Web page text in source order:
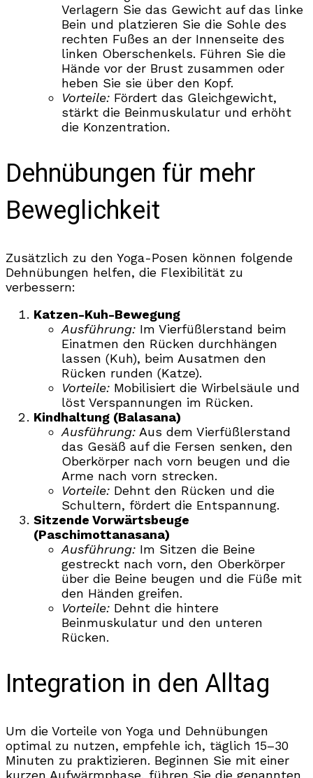
Verlagern Sie das Gewicht auf das linke
Bein und platzieren Sie die Sohle des
rechten Fußes an der Innenseite des
linken Oberschenkels. Führen Sie die
Hände vor der Brust zusammen oder
heben Sie sie über den Kopf.
Vorteile: Fördert das Gleichgewicht,
stärkt die Beinmuskulatur und erhöht
die Konzentration.
Dehnübungen für mehr
Beweglichkeit
Zusätzlich zu den Yoga-Posen können folgende
Dehnübungen helfen, die Flexibilität zu
verbessern:
Katzen-Kuh-Bewegung
Ausführung: Im Vierfüßlerstand beim
Einatmen den Rücken durchhängen
lassen (Kuh), beim Ausatmen den
Rücken runden (Katze).
Vorteile: Mobilisiert die Wirbelsäule und
löst Verspannungen im Rücken.
Kindhaltung (Balasana)
Ausführung: Aus dem Vierfüßlerstand
das Gesäß auf die Fersen senken, den
Oberkörper nach vorn beugen und die
Arme nach vorn strecken.
Vorteile: Dehnt den Rücken und die
Schultern, fördert die Entspannung.
Sitzende Vorwärtsbeuge
(Paschimottanasana)
Ausführung: Im Sitzen die Beine
gestreckt nach vorn, den Oberkörper
über die Beine beugen und die Füße mit
den Händen greifen.
Vorteile: Dehnt die hintere
Beinmuskulatur und den unteren
Rücken.
Integration in den Alltag
Um die Vorteile von Yoga und Dehnübungen
optimal zu nutzen, empfehle ich, täglich 15–30
Minuten zu praktizieren. Beginnen Sie mit einer
kurzen Aufwärmphase, führen Sie die genannten